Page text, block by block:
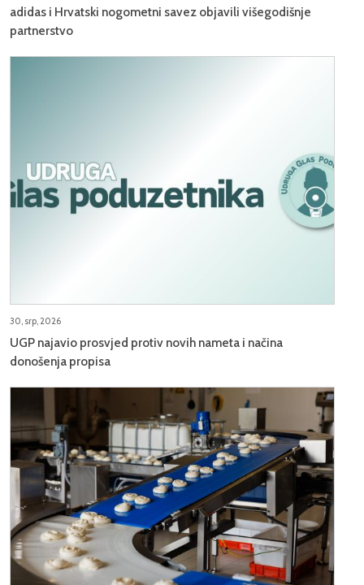
adidas i Hrvatski nogometni savez objavili višegodišnje
partnerstvo
30, srp, 2026
UGP najavio prosvjed protiv novih nameta i načina
donošenja propisa